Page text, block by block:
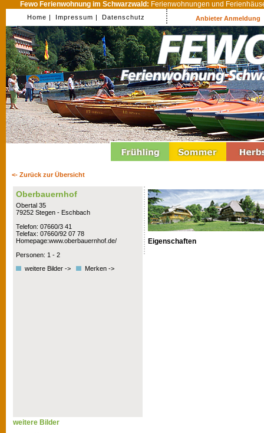
Fewo Ferienwohnung im Schwarzwald: Ferienwohnungen und
Home | Impressum | Datenschutz Anbieter Anmeldung
<- Zurück zur Übersicht
Oberbauernhof
Obertal 35
79252 Stegen - Eschbach
Telefon: 07660/3 41
Telefax: 07660/92 07 78
Homepage:www.oberbauernhof.de/
Personen: 1 - 2
weitere Bilder ->
Merken ->
Eigenschaften
weitere Bilder